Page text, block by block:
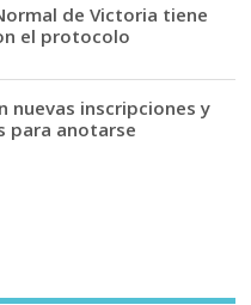
de Victoria tiene
el protocolo
nuevas inscripciones y
para anotarse